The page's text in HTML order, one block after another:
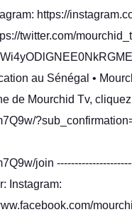
https://
twitter.com/
au Sénégal •
de Mourchid Tv,
join
Instagram: